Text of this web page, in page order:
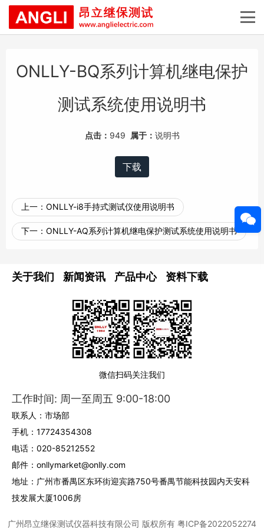
ONLLY-BQ系列计算机继电保护
测试系统使用说明书
点击： 949 属于： 说明书
下载
上一： ONLLY-i8手持式测试仪使用说明书
下一： ONLLY-AQ系列计算机继电保护测试系统使用说明书
关于我们 新闻资讯 产品中心 资料下载
微信扫码关注我们
工作时间: 周一至周五 9:00-18:00
联系人：市场部
手机：17724354308
电话：020-85212552
邮件：onllymarket@onlly.com
地址：广州市番禺区东环街迎宾路750号番禺节能科技园内天安科
技发展大厦1006房
广州昂立继保测试仪器科技有限公司 版权所有 粤ICP备2022052274